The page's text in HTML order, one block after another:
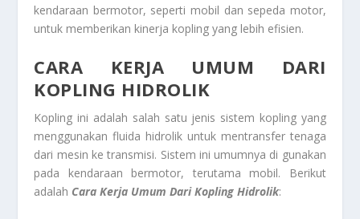
kendaraan bermotor, seperti mobil dan sepeda motor,
untuk memberikan kinerja kopling yang lebih efisien.
CARA KERJA UMUM DARI
KOPLING HIDROLIK
Kopling ini adalah salah satu jenis sistem kopling yang
menggunakan fluida hidrolik untuk mentransfer tenaga
dari mesin ke transmisi. Sistem ini umumnya di gunakan
pada kendaraan bermotor, terutama mobil. Berikut
adalah Cara Kerja Umum Dari Kopling Hidrolik: